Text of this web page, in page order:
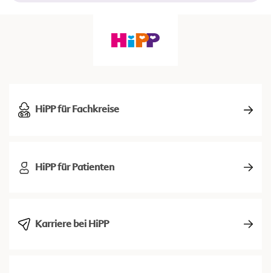
HiPP für Fachkreise
HiPP für Patienten
Karriere bei HiPP